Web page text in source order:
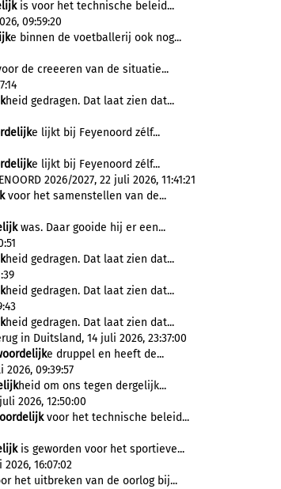
is voor het technische beleid...
09:59:20
e binnen de voetballerij ook nog...
de creeeren van de situatie...
heid gedragen. Dat laat zien dat...
e lijkt bij Feyenoord zélf...
e lijkt bij Feyenoord zélf...
2026/2027, 22 juli 2026, 11:41:21
voor het samenstellen van de...
was. Daar gooide hij er een...
heid gedragen. Dat laat zien dat...
heid gedragen. Dat laat zien dat...
heid gedragen. Dat laat zien dat...
in Duitsland, 14 juli 2026, 23:37:00
e druppel en heeft de...
09:39:57
heid om ons tegen dergelijk...
2026, 12:50:00
voor het technische beleid...
is geworden voor het sportieve...
16:07:02
het uitbreken van de oorlog bij...